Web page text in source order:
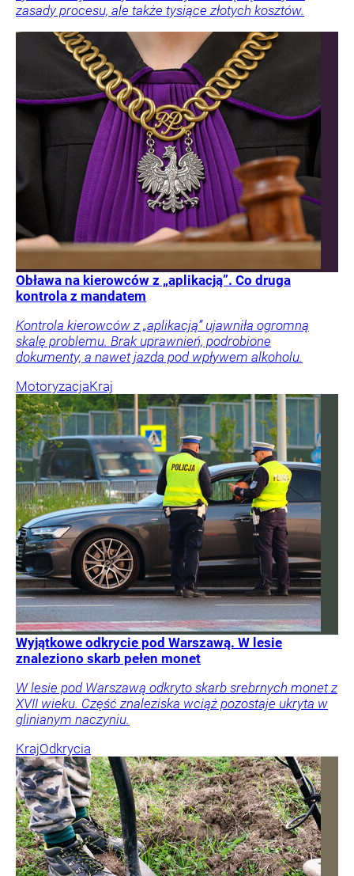
zasady procesu, ale także tysiące złotych kosztów.
Obława na kierowców z „aplikacją”. Co druga
kontrola z mandatem
Kontrola kierowców z „aplikacją” ujawniła ogromną
skalę problemu. Brak uprawnień, podrobione
dokumenty, a nawet jazda pod wpływem alkoholu.
MotoryzacjaKraj
Wyjątkowe odkrycie pod Warszawą. W lesie
znaleziono skarb pełen monet
W lesie pod Warszawą odkryto skarb srebrnych monet z
XVII wieku. Część znaleziska wciąż pozostaje ukryta w
glinianym naczyniu.
KrajOdkrycia